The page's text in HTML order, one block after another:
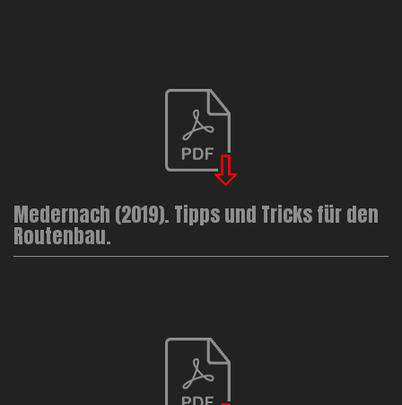
Medernach (2019). Tipps und Tricks für den
Routenbau.